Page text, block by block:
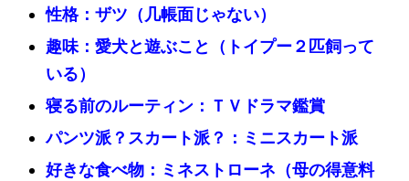
性格：ザツ（几帳面じゃない）
趣味：愛犬と遊ぶこと（トイプー２匹飼って
いる）
寝る前のルーティン：ＴＶドラマ鑑賞
パンツ派？スカート派？：ミニスカート派
好きな食べ物：ミネストローネ（母の得意料